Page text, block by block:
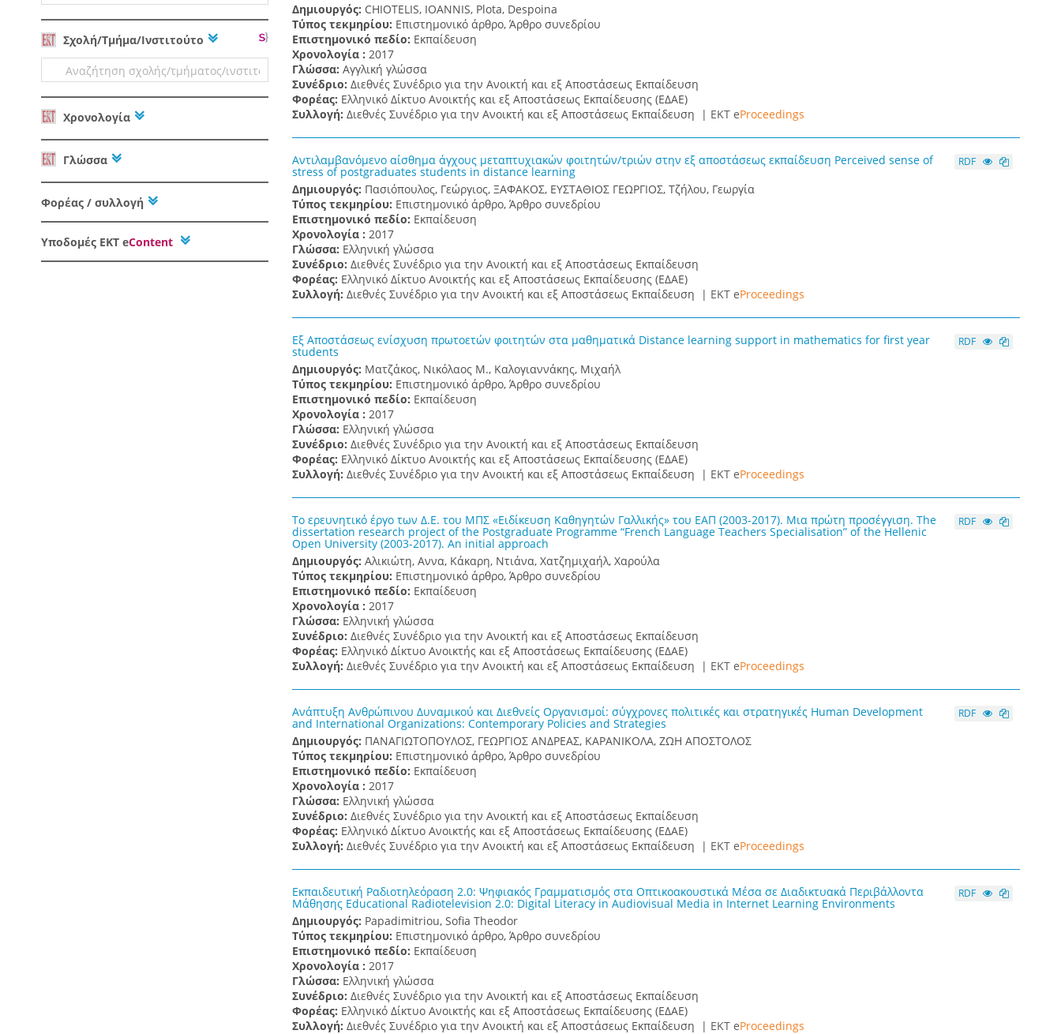
Σχολή/Τμήμα/Ινστιτούτο
Χρονολογία
Γλώσσα
Φορέας / συλλογή
Υποδομές ΕΚΤ eContent
Δημιουργός: CHIOTELIS, IOANNIS, Plota, Despoina
Τύπος τεκμηρίου: Επιστημονικό άρθρο, Άρθρο συνεδρίου
Επιστημονικό πεδίο: Εκπαίδευση
Χρονολογία : 2017
Γλώσσα: Αγγλική γλώσσα
Συνέδριο: Διεθνές Συνέδριο για την Ανοικτή και εξ Αποστάσεως Εκπαίδευση
Φορέας: Ελληνικό Δίκτυο Ανοικτής και εξ Αποστάσεως Εκπαίδευσης (ΕΔΑΕ)
Συλλογή: Διεθνές Συνέδριο για την Ανοικτή και εξ Αποστάσεως Εκπαίδευση | ΕΚΤ eProceedings
Αντιλαμβανόμενο αίσθημα άγχους μεταπτυχιακών φοιτητών/τριών στην εξ αποστάσεως εκπαίδευση Perceived sense of
stress of postgraduates students in distance learning
Δημιουργός: Πασιόπουλος, Γεώργιος, ΞΑΦΑΚΟΣ, ΕΥΣΤΑΘΙΟΣ ΓΕΩΡΓΙΟΣ, Τζήλου, Γεωργία
Τύπος τεκμηρίου: Επιστημονικό άρθρο, Άρθρο συνεδρίου
Επιστημονικό πεδίο: Εκπαίδευση
Χρονολογία : 2017
Γλώσσα: Ελληνική γλώσσα
Συνέδριο: Διεθνές Συνέδριο για την Ανοικτή και εξ Αποστάσεως Εκπαίδευση
Φορέας: Ελληνικό Δίκτυο Ανοικτής και εξ Αποστάσεως Εκπαίδευσης (ΕΔΑΕ)
Συλλογή: Διεθνές Συνέδριο για την Ανοικτή και εξ Αποστάσεως Εκπαίδευση | ΕΚΤ eProceedings
RDF
Εξ Αποστάσεως ενίσχυση πρωτοετών φοιτητών στα μαθηματικά Distance learning support in mathematics for first year
students
Δημιουργός: Ματζάκος, Νικόλαος M., Καλογιαννάκης, Μιχαήλ
Τύπος τεκμηρίου: Επιστημονικό άρθρο, Άρθρο συνεδρίου
Επιστημονικό πεδίο: Εκπαίδευση
Χρονολογία : 2017
Γλώσσα: Ελληνική γλώσσα
Συνέδριο: Διεθνές Συνέδριο για την Ανοικτή και εξ Αποστάσεως Εκπαίδευση
Φορέας: Ελληνικό Δίκτυο Ανοικτής και εξ Αποστάσεως Εκπαίδευσης (ΕΔΑΕ)
Συλλογή: Διεθνές Συνέδριο για την Ανοικτή και εξ Αποστάσεως Εκπαίδευση | ΕΚΤ eProceedings
RDF
Το ερευνητικό έργο των Δ.Ε. του ΜΠΣ «Ειδίκευση Καθηγητών Γαλλικής» του ΕΑΠ (2003-2017). Μια πρώτη προσέγγιση. The
dissertation research project of the Postgraduate Programme “French Language Teachers Specialisation” of the Hellenic
Open University (2003-2017). An initial approach
Δημιουργός: Αλικιώτη, Αννα, Κάκαρη, Ντιάνα, Χατζημιχαήλ, Χαρούλα
Τύπος τεκμηρίου: Επιστημονικό άρθρο, Άρθρο συνεδρίου
Επιστημονικό πεδίο: Εκπαίδευση
Χρονολογία : 2017
Γλώσσα: Ελληνική γλώσσα
Συνέδριο: Διεθνές Συνέδριο για την Ανοικτή και εξ Αποστάσεως Εκπαίδευση
Φορέας: Ελληνικό Δίκτυο Ανοικτής και εξ Αποστάσεως Εκπαίδευσης (ΕΔΑΕ)
Συλλογή: Διεθνές Συνέδριο για την Ανοικτή και εξ Αποστάσεως Εκπαίδευση | ΕΚΤ eProceedings
RDF
Ανάπτυξη Ανθρώπινου Δυναμικού και Διεθνείς Οργανισμοί: σύγχρονες πολιτικές και στρατηγικές Human Development
and International Organizations: Contemporary Policies and Strategies
Δημιουργός: ΠΑΝΑΓΙΩΤΟΠΟΥΛΟΣ, ΓΕΩΡΓΙΟΣ ΑΝΔΡΕΑΣ, ΚΑΡΑΝΙΚΟΛΑ, ΖΩΗ ΑΠΟΣΤΟΛΟΣ
Τύπος τεκμηρίου: Επιστημονικό άρθρο, Άρθρο συνεδρίου
Επιστημονικό πεδίο: Εκπαίδευση
Χρονολογία : 2017
Γλώσσα: Ελληνική γλώσσα
Συνέδριο: Διεθνές Συνέδριο για την Ανοικτή και εξ Αποστάσεως Εκπαίδευση
Φορέας: Ελληνικό Δίκτυο Ανοικτής και εξ Αποστάσεως Εκπαίδευσης (ΕΔΑΕ)
Συλλογή: Διεθνές Συνέδριο για την Ανοικτή και εξ Αποστάσεως Εκπαίδευση | ΕΚΤ eProceedings
RDF
Εκπαιδευτική Ραδιοτηλεόραση 2.0: Ψηφιακός Γραμματισμός στα Οπτικοακουστικά Μέσα σε Διαδικτυακά Περιβάλλοντα
Μάθησης Educational Radiotelevision 2.0: Digital Literacy in Audiovisual Media in Internet Learning Environments
Δημιουργός: Papadimitriou, Sofia Theodor
Τύπος τεκμηρίου: Επιστημονικό άρθρο, Άρθρο συνεδρίου
Επιστημονικό πεδίο: Εκπαίδευση
Χρονολογία : 2017
Γλώσσα: Ελληνική γλώσσα
Συνέδριο: Διεθνές Συνέδριο για την Ανοικτή και εξ Αποστάσεως Εκπαίδευση
Φορέας: Ελληνικό Δίκτυο Ανοικτής και εξ Αποστάσεως Εκπαίδευσης (ΕΔΑΕ)
Συλλογή: Διεθνές Συνέδριο για την Ανοικτή και εξ Αποστάσεως Εκπαίδευση | ΕΚΤ eProceedings
RDF